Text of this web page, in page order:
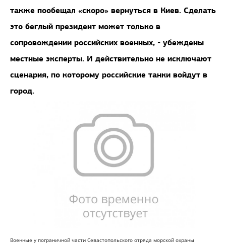
также пообещал «скоро» вернуться в Киев. Сделать
это беглый президент может только в
сопровождении российских военных, - убеждены
местные эксперты. И действительно не исключают
сценария, по которому российские танки войдут в
город.
Военные у пограничной части Севастопольского отряда морской охраны